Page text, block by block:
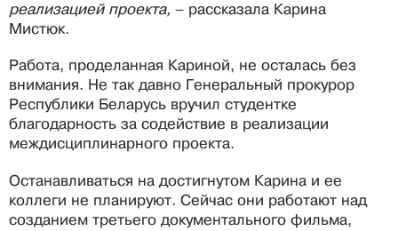
реализацией проекта, – рассказала Карина
Мистюк.
Работа, проделанная Кариной, не осталась без
внимания. Не так давно Генеральный прокурор
Республики Беларусь вручил студентке
благодарность за содействие в реализации
междисциплинарного проекта.
Останавливаться на достигнутом Карина и ее
коллеги не планируют. Сейчас они работают над
созданием третьего документального фильма,